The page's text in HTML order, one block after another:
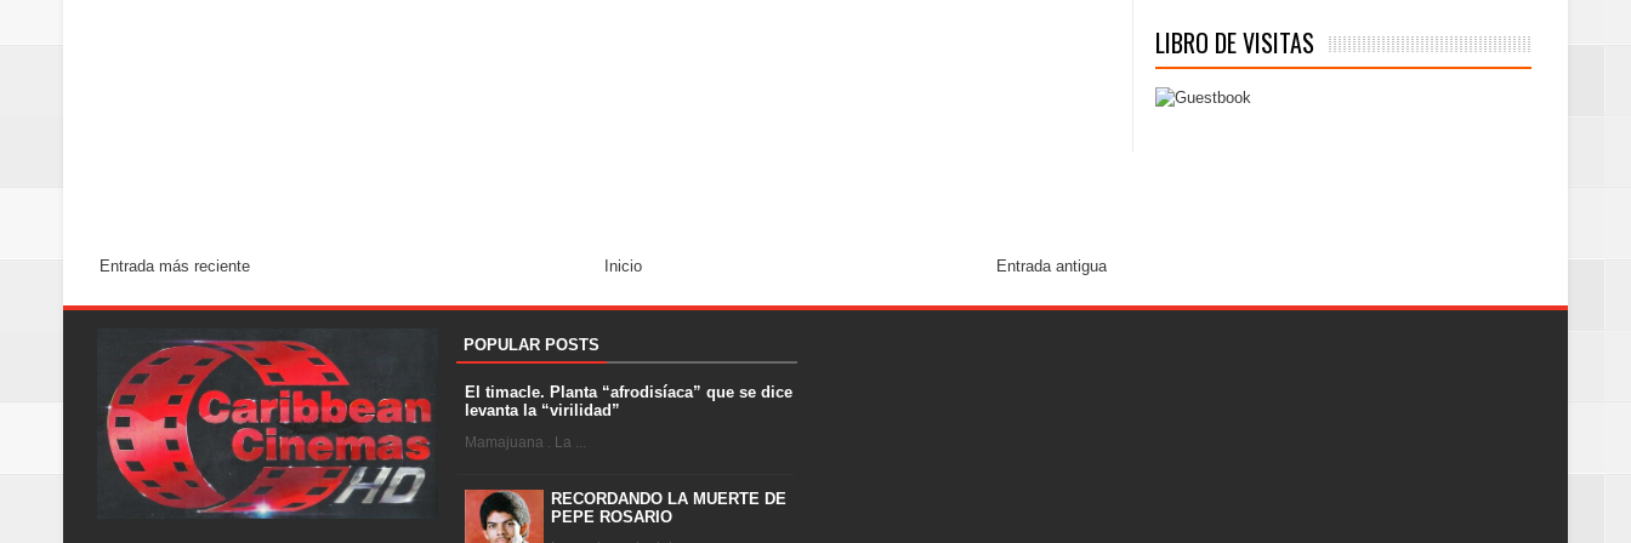
Entrada más reciente Entrada antigua
Inicio
LIBRO DE VISITAS
POPULAR POSTS
El timacle. Planta “afrodisíaca” que se dice
levanta la “virilidad”
Mamajuana . La ...
RECORDANDO LA MUERTE DE
PEPE ROSARIO